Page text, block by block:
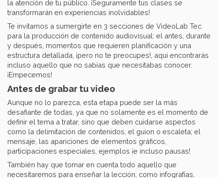
la atención de tu público. ¡Seguramente tus clases se
transformarán en experiencias inolvidables!
Te invitamos a sumergirte en 3 secciones de VideoLab Tec
para la producción de contenido audiovisual: el antes, durante
y después, momentos que requieren planificación y una
estructura detallada, ¡pero no te preocupes!, aquí encontrarás
incluso aquello que no sabías que necesitabas conocer.
¡Empecemos!
Antes de grabar tu video
Aunque no lo parezca, esta etapa puede ser la más
desafiante de todas, ya que no solamente es el momento de
definir el tema a tratar, sino que deben cuidarse aspectos
como la delimitación de contenidos, el guion o escaleta; el
mensaje, las apariciones de elementos gráficos,
participaciones especiales, ejemplos ¡e incluso pausas!
También hay que tomar en cuenta todo aquello que
necesitaremos para enseñar la lección, como infografías,